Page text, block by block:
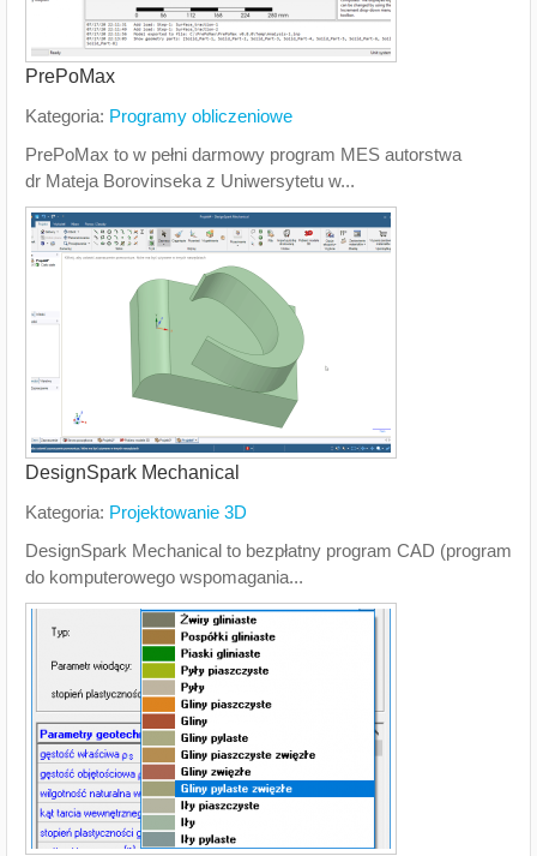
PrePoMax
Kategoria: Programy obliczeniowe
PrePoMax to w pełni darmowy program MES autorstwa
dr Mateja Borovinseka z Uniwersytetu w...
DesignSpark Mechanical
Kategoria: Projektowanie 3D
DesignSpark Mechanical to bezpłatny program CAD (program
do komputerowego wspomagania...